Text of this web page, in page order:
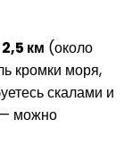
2,5 км (около
кромки моря,
скалами и
— можно